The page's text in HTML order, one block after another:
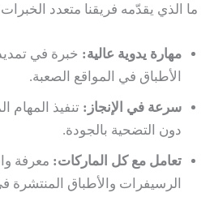
ما الذي يقدّمه فريقنا متعدد
مهارة يدوية عالية: خبرة في
الأطباق في المواقع الصعبة.
سرعة في الإنجاز: تنفيذ المهام
دون التضحية بالجودة.
تعامل مع كل الماركات: معرفة
الرسيفرات والأطباق المنتشرة